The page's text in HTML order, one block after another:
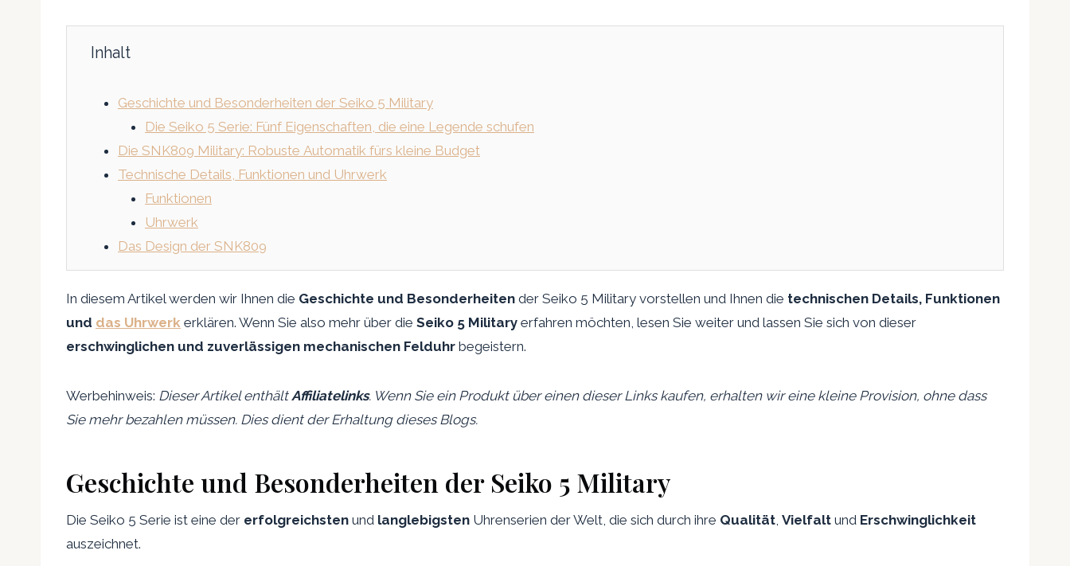
Inhalt
Geschichte und Besonderheiten der Seiko 5 Military
Die Seiko 5 Serie: Fünf Eigenschaften, die eine Legende schufen
Die SNK809 Military: Robuste Automatik fürs kleine Budget
Technische Details, Funktionen und Uhrwerk
Funktionen
Uhrwerk
Das Design der SNK809
In diesem Artikel werden wir Ihnen die Geschichte und Besonderheiten der Seiko 5 Military vorstellen und Ihnen die technischen Details, Funktionen
und das Uhrwerk erklären. Wenn Sie also mehr über die Seiko 5 Military erfahren möchten, lesen Sie weiter und lassen Sie sich von dieser
erschwinglichen und zuverlässigen mechanischen Felduhr begeistern.
Werbehinweis: Dieser Artikel enthältAffiliatelinks. Wenn Sie ein Produkt über einen dieser Links kaufen, erhalten wir eine kleine Provision, ohne dass
Sie mehr bezahlen müssen. Dies dient der Erhaltung dieses Blogs.
Geschichte und Besonderheiten der Seiko 5 Military
Die Seiko 5 Serie ist eine der erfolgreichsten und langlebigsten Uhrenserien der Welt, die sich durch ihre Qualität, Vielfalt und Erschwinglichkeit
auszeichnet.